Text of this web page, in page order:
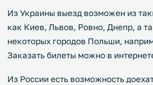
Из Украины выезд возможен из
как Киев, Львов, Ровно, Днепр, а
некоторых городов Польши,
Заказать билеты можно в
Из России есть возможность